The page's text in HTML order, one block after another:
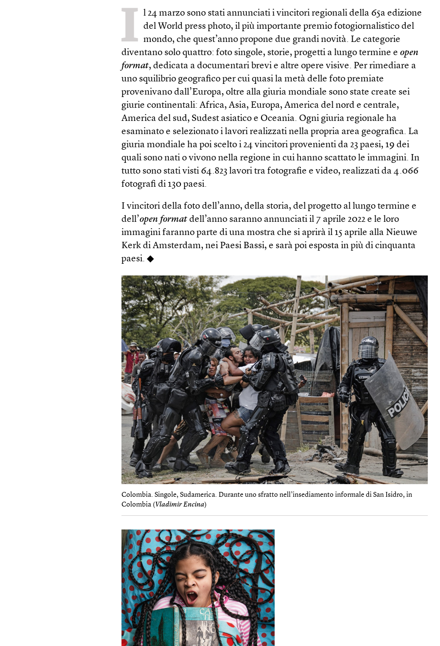
I l 24 marzo sono stati annunciati i vincitori regionali della 65a edizione
del World press photo, il più importante premio fotogiornalistico del
mondo, che quest’anno propone due grandi novità. Le categorie
diventano solo quattro: foto singole, storie, progetti a lungo termine eopen
format, dedicata a documentari brevi e altre opere visive. Per rimediare a
uno squilibrio geografico per cui quasi la metà delle foto premiate
provenivano dall’Europa, oltre alla giuria mondiale sono state create sei
giurie continentali: Africa, Asia, Europa, America del nord e centrale,
America del sud, Sudest asiatico e Oceania. Ogni giuria regionale ha
esaminato e selezionato i lavori realizzati nella propria area geografica. La
giuria mondiale ha poi scelto i 24 vincitori provenienti da 23 paesi, 19 dei
quali sono nati o vivono nella regione in cui hanno scattato le immagini. In
tutto sono stati visti 64.823 lavori tra fotografie e video, realizzati da 4.066
fotografi di 130 paesi.
I vincitori della foto dell’anno, della storia, del progetto al lungo termine e
dell’open format dell’anno saranno annunciati il 7 aprile 2022 e le loro
immagini faranno parte di una mostra che si aprirà il 15 aprile alla Nieuwe
Kerk di Amsterdam, nei Paesi Bassi, e sarà poi esposta in più di cinquanta
paesi. ◆
Colombia. Singole, Sudamerica. Durante uno sfratto nell’insediamento informale di San Isidro, in
Colombia (Vladimir Encina)